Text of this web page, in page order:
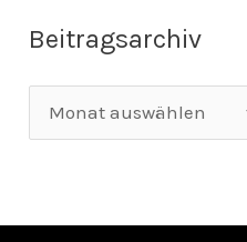
Beitragsarchiv